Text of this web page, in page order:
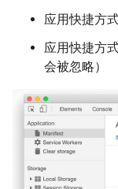
应用快捷方
应用快捷方
会被忽略）